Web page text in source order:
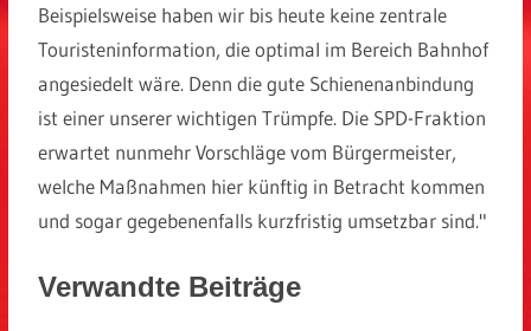
Beispielsweise haben wir bis heute keine zentrale
Touristeninformation, die optimal im Bereich Bahnhof
angesiedelt wäre. Denn die gute Schienenanbindung
ist einer unserer wichtigen Trümpfe. Die SPD-Fraktion
erwartet nunmehr Vorschläge vom Bürgermeister,
welche Maßnahmen hier künftig in Betracht kommen
und sogar gegebenenfalls kurzfristig umsetzbar sind."
Verwandte Beiträge